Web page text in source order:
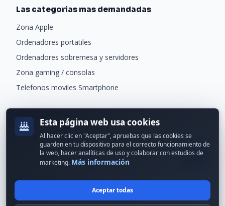
Las categorias mas demandadas
Zona Apple
Ordenadores portatiles
Ordenadores sobremesa y servidores
Zona gaming / consolas
Telefonos moviles Smartphone
Recibe ofertas exclusivas y novedades.
Esta página web usa cookies
Al hacer clic en "Aceptar", apruebas que las cookies se
guarden en tu dispositivo para el correcto funcionamiento de
la web, hacer analíticas de uso y colaborar con estudios de
marketing. Más información
Aceptar todas